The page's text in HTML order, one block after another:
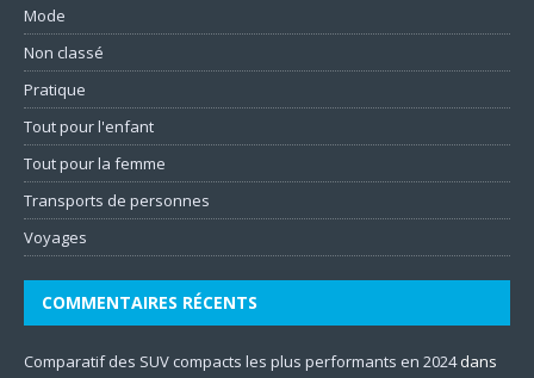
Mode
Non classé
Pratique
Tout pour l'enfant
Tout pour la femme
Transports de personnes
Voyages
COMMENTAIRES RÉCENTS
Comparatif des SUV compacts les plus performants en 2024dans